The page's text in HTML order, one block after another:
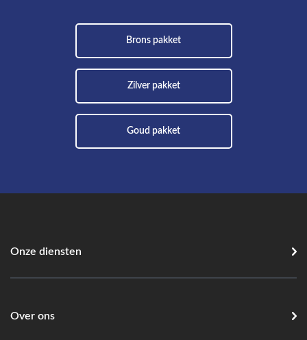
Brons pakket
Zilver pakket
Goud pakket
Onze diensten
Over ons